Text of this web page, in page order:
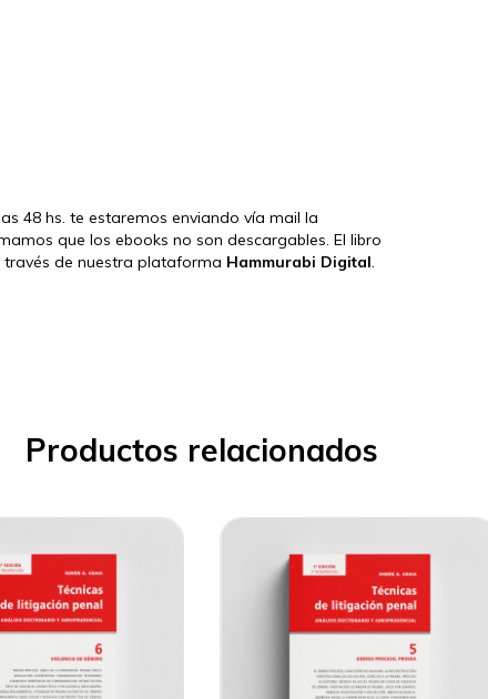
48 hs. te estaremos enviando vía mail la
que los ebooks no son descargables. El libro
de nuestra plataforma Hammurabi Digital
Productos relacionados